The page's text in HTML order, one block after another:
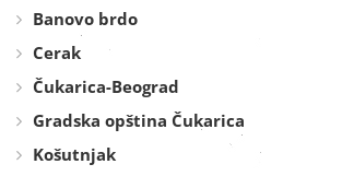
Banovo brdo
Cerak
Čukarica-Beograd
Gradska opština Čukarica
Košutnjak